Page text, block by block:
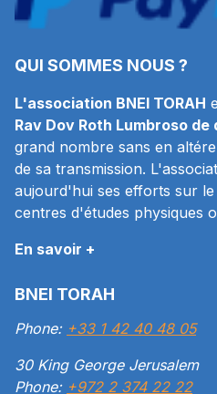
QUI SOMMES NOUS ?
L'association BNEI TORAH
Rav Dov Roth Lumbroso
grand nombre sans en
de sa transmission.
aujourd'hui ses efforts sur
centres d'études physiques
En savoir +
BNEI TORAH
Phone: +33 1 42 40 48 05
30 King George Jerusalem
Phone: +972 2 374 22 22